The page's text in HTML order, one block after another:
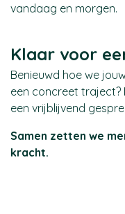
vandaag en morgen.
Klaar voor
Benieuwd hoe we
een concreet
een vrijblijvend
Samen zetten we
kracht.